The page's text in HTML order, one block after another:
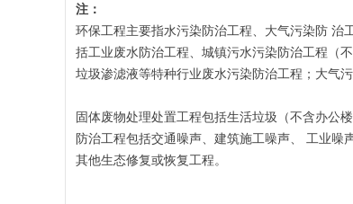
注：
环保工程主要指水污染防治工程、大气污染防 治
括工业废水防治工程、城镇污水污染防治工程（
垃圾渗滤液等特种行业废水污染防治工程；大气
固体废物处理处置工程包括生活垃圾（不含办公
防治工程包括交通噪声、建筑施工噪声、 工业
其他生态修复或恢复工程。